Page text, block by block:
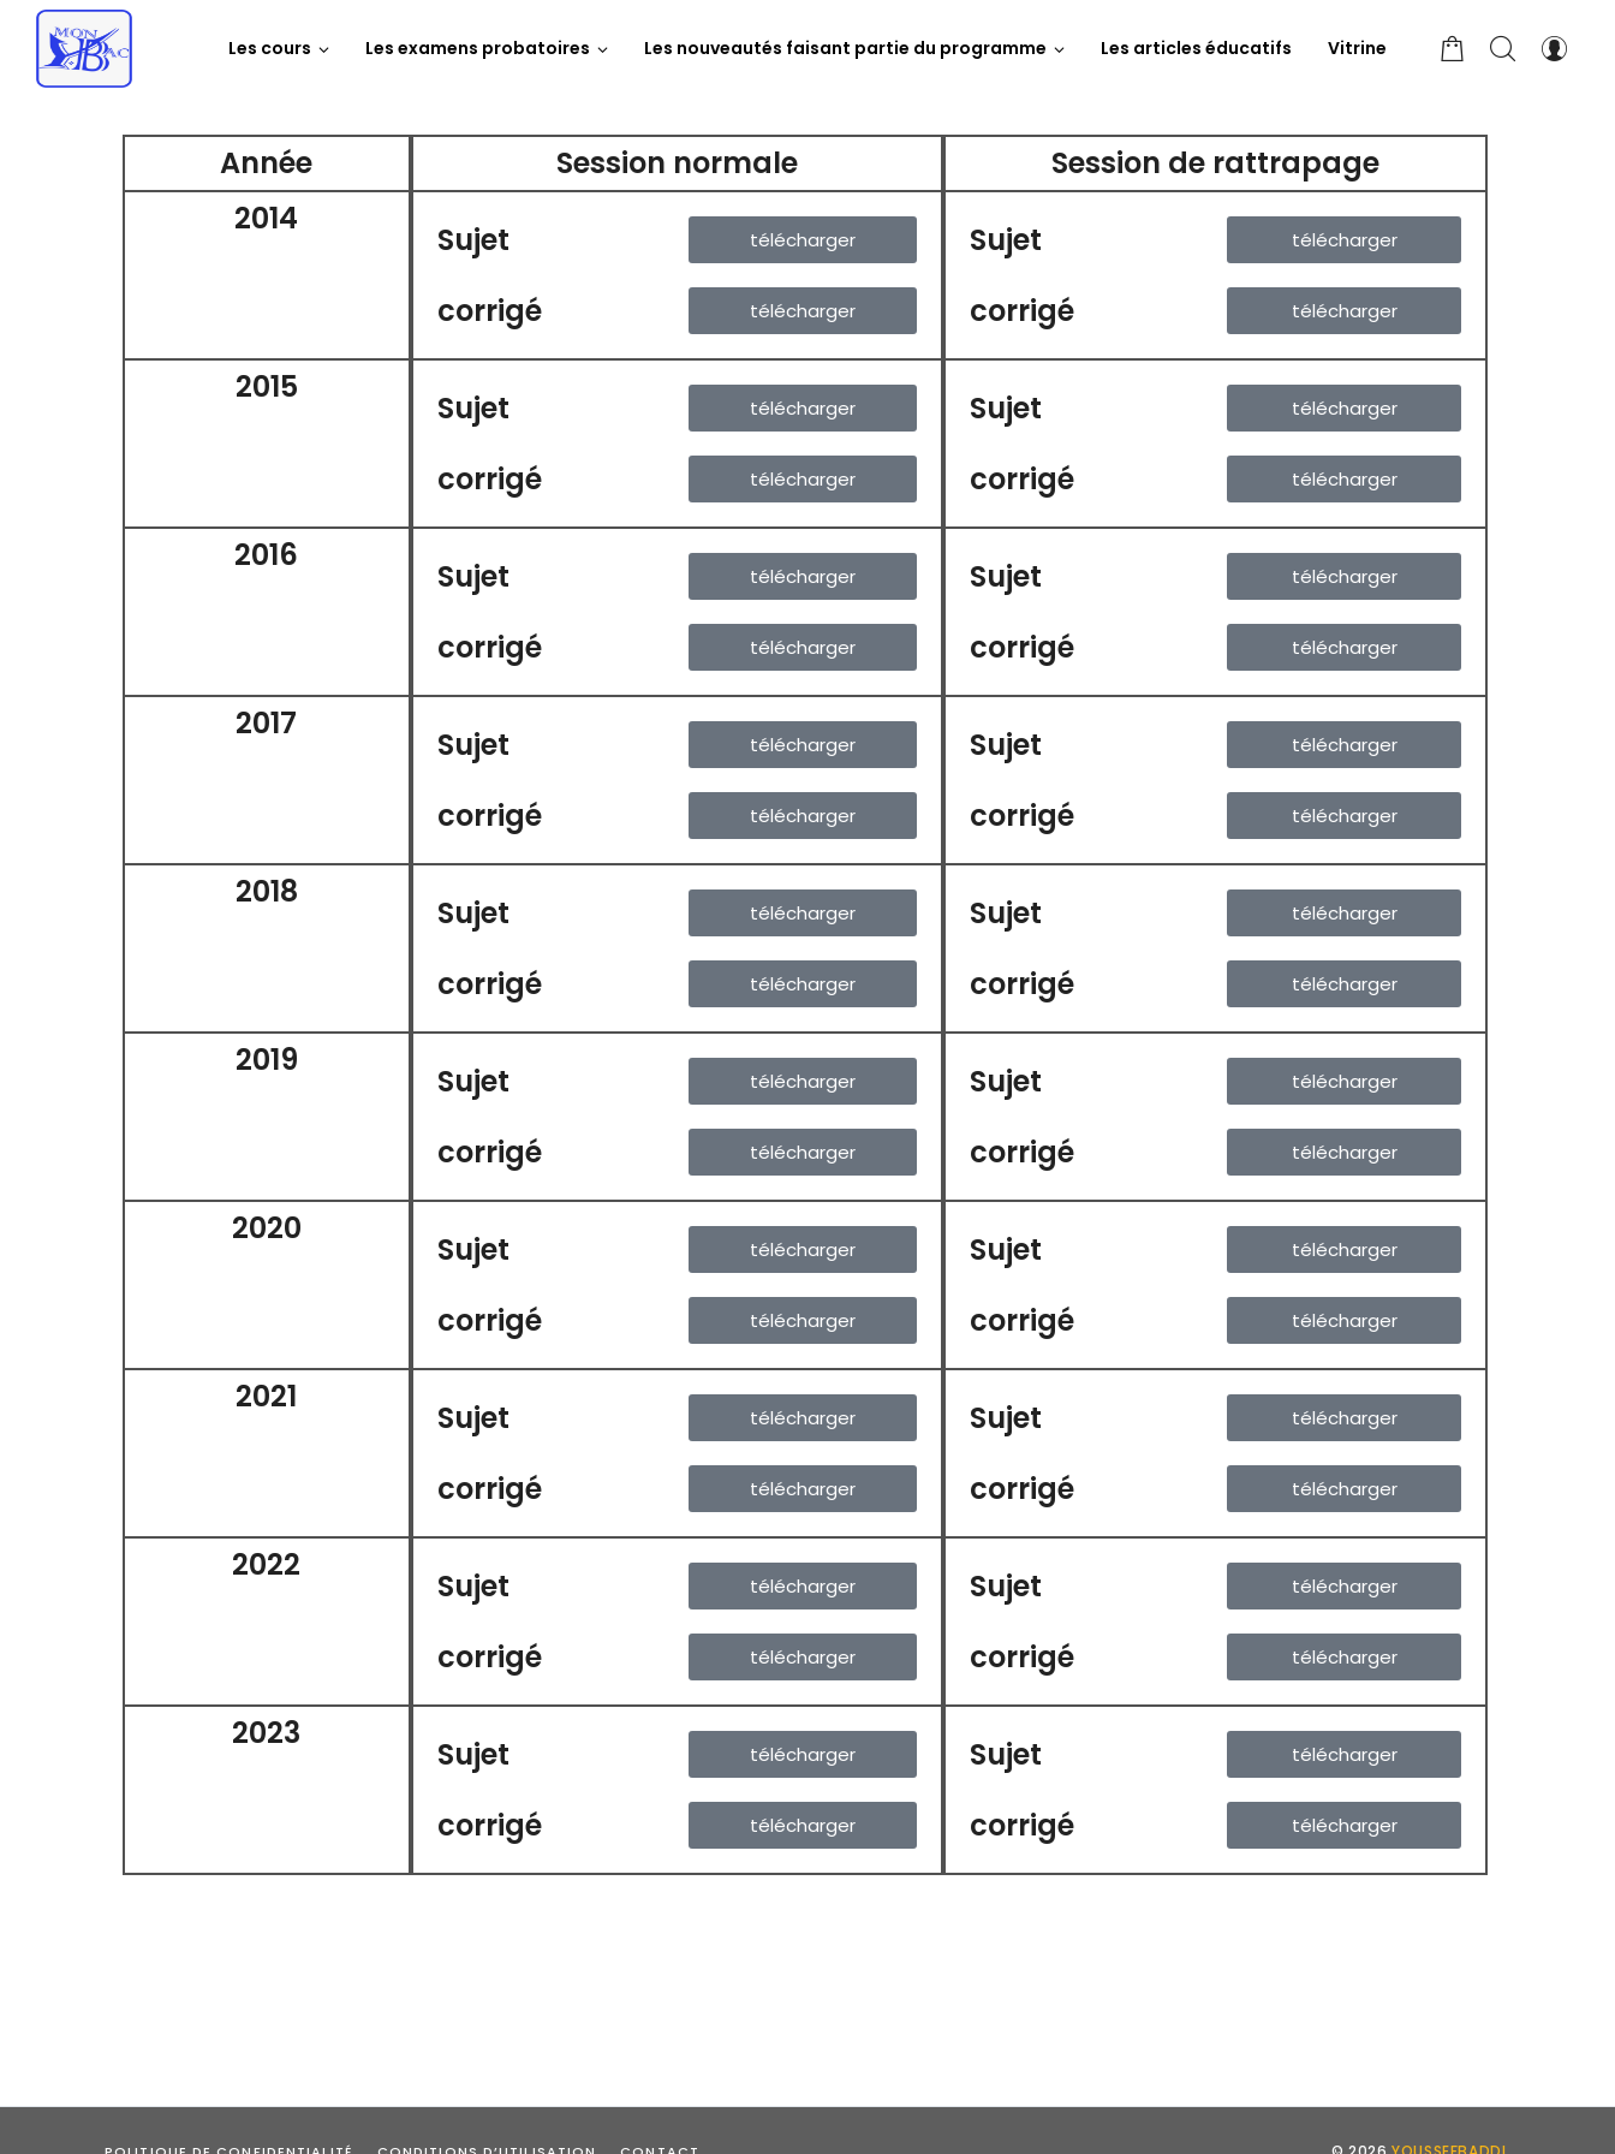
Les cours Les examens probatoires Les nouveautés faisant partie du programme Les articles éducatifs Vitrine
Année Session normale
Session de rattrapage
2014
Sujet télécharger
corrigé télécharger
Sujet télécharger
corrigé télécharger
2015
Sujet télécharger
corrigé télécharger
Sujet télécharger
corrigé télécharger
2016
Sujet télécharger
corrigé télécharger
Sujet télécharger
corrigé télécharger
2017
Sujet télécharger
corrigé télécharger
Sujet télécharger
corrigé télécharger
2018
Sujet télécharger
corrigé télécharger
Sujet télécharger
corrigé télécharger
2019
Sujet télécharger
corrigé télécharger
Sujet télécharger
corrigé télécharger
2020
Sujet télécharger
corrigé télécharger
Sujet télécharger
corrigé télécharger
2021
Sujet télécharger
corrigé télécharger
Sujet télécharger
corrigé télécharger
2022
Sujet télécharger
corrigé télécharger
Sujet télécharger
corrigé télécharger
2023
Sujet télécharger
corrigé télécharger
Sujet télécharger
corrigé télécharger